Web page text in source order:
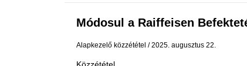
Módosul a Raiffeisen
Alapkezelő közzététel 2025. augusztus 22.